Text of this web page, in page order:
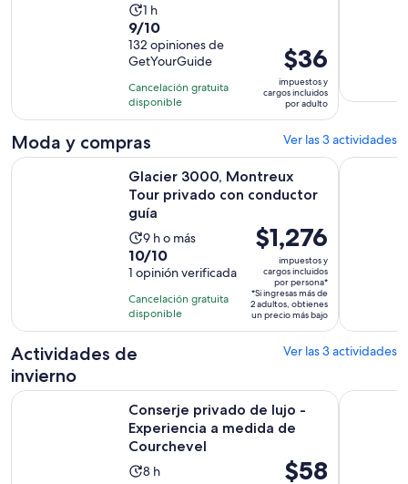
La
actividad
dura
1
hora
1 h
9.0
de
10
con
132
opiniones
9/10
132 opiniones de
GetYourGuide
Cancelación gratuita
disponible
El
precio
es
de
por
$36
impuestos y
cargos incluidos
por adulto
Moda y compras Ver las 3 actividades
Glacier 3000, Montreux
Tour privado con conductor
guía
La
actividad
dura
9
horas
9 h o más
10.0
de
10
con
1
opinión
10/10
1 opinión verificada
Cancelación gratuita
disponible
El
precio
es
de
$1,276.
por
persona*
$1,276
impuestos y
cargos incluidos
por persona*
*Si ingresas más de
2 adultos, obtienes
un precio más bajo
Glacier 3000, Montreux Tour privado con conductor guía
Visita
Actividades de
invierno
Ver las 3 actividades
Conserje privado de lujo -
Experiencia a medida de
Courchevel
La
8 h
El
$58
Conserje privado de lujo - Experiencia a medida deSuiza: